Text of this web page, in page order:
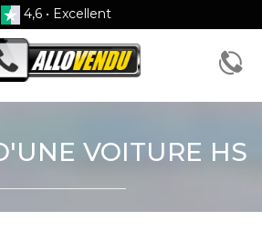
4,6 • Excellent
VOITURE HS